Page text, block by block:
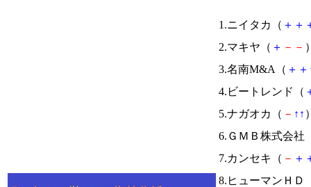
1.ニイタカ（ ＋ ＋
2.マキヤ（ ＋ － －
3.名南M&A（ ＋ ＋
4.ビートレンド（
5.ナガオカ（ － ↑ ↑
6.ＧＭＢ株式会社
7.カンセキ（ － ＋
8.ヒューマンＨＤ